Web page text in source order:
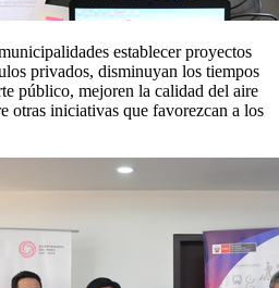
establecer proyectos
privados, disminuyan los tiempos
público, mejoren la calidad del aire
otras iniciativas que favorezcan a los